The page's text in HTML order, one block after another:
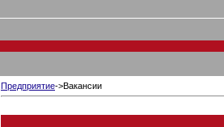
Предприятие->Вакансии